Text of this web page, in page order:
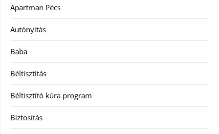
Apartman Pécs
Autónyitás
Baba
Béltisztítás
Béltisztító kúra program
Biztosítás